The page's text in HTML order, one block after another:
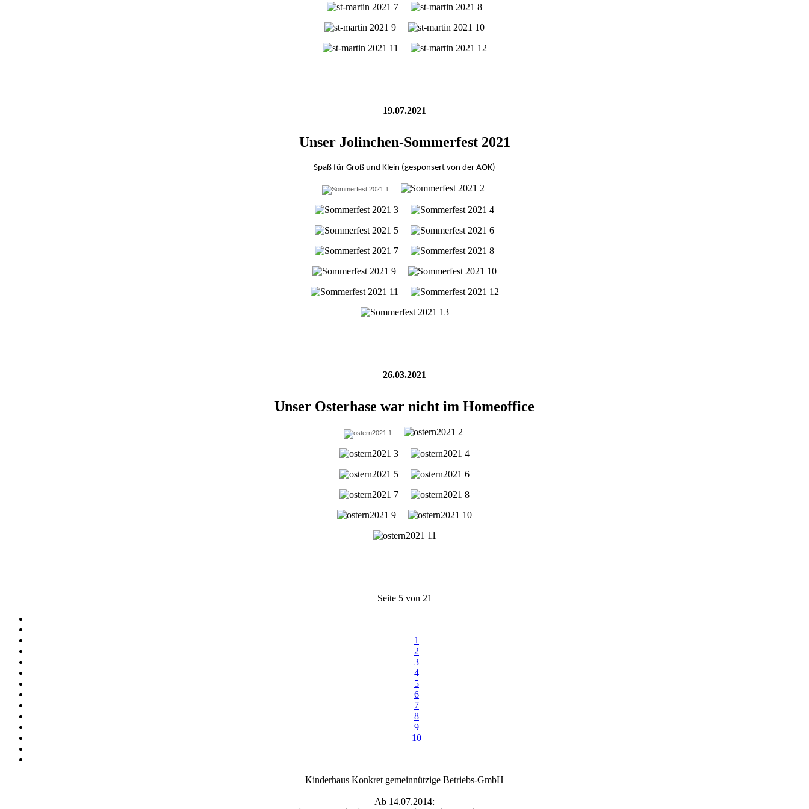
19.07.2021
Unser Jolinchen-Sommerfest 2021
Spaß für Groß und Klein (gesponsert von der AOK)
26.03.2021
Unser Osterhase war nicht im Homeoffice
Seite 5 von 21
1
2
3
4
5
6
7
8
9
10
Kinderhaus Konkret gemeinnützige Betriebs-GmbH
Ab 14.07.2014: